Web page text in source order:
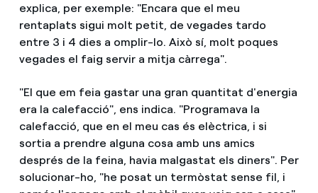
explica, per exemple: "Encara que el meu
rentaplats sigui molt petit, de vegades tardo
entre 3 i 4 dies a omplir-lo. Això sí, molt poques
vegades el faig servir a mitja càrrega".
"El que em feia gastar una gran quantitat d'energia
era la calefacció", ens indica. "Programava la
calefacció, que en el meu cas és elèctrica, i si
sortia a prendre alguna cosa amb uns amics
després de la feina, havia malgastat els diners". Per
solucionar-ho, "he posat un termòstat sense fil, i